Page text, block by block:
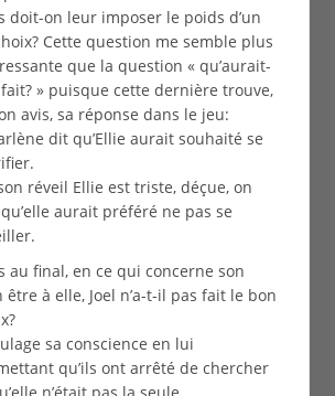
doit-on leur imposer le poids d’un
Cette question me semble plus
que la question « qu’aurait-
» puisque cette dernière trouve,
avis, sa réponse dans le jeu:
dit qu’Ellie aurait souhaité se
réveil Ellie est triste, déçue, on
aurait préféré ne pas se
au final, en ce qui concerne son
être à elle, Joel n’a-t-il pas fait le bon
sa conscience en lui
qu’ils ont arrêté de chercher